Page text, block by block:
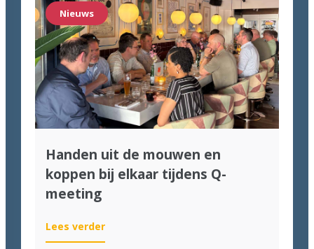
voor
de
Computable
Awards
2026!
Nieuws
Handen uit de mouwen en
koppen bij elkaar tijdens Q-
meeting
Lees verder:
Handen